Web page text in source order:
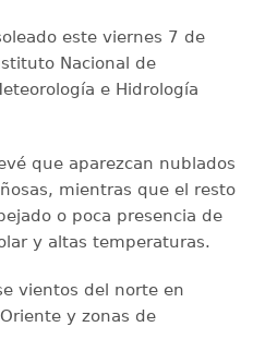
este viernes 7 de
Nacional de
e Hidrología
que aparezcan nublados
mientras que el resto
o poca presencia de
y altas temperaturas.
vientos del norte en
y zonas de